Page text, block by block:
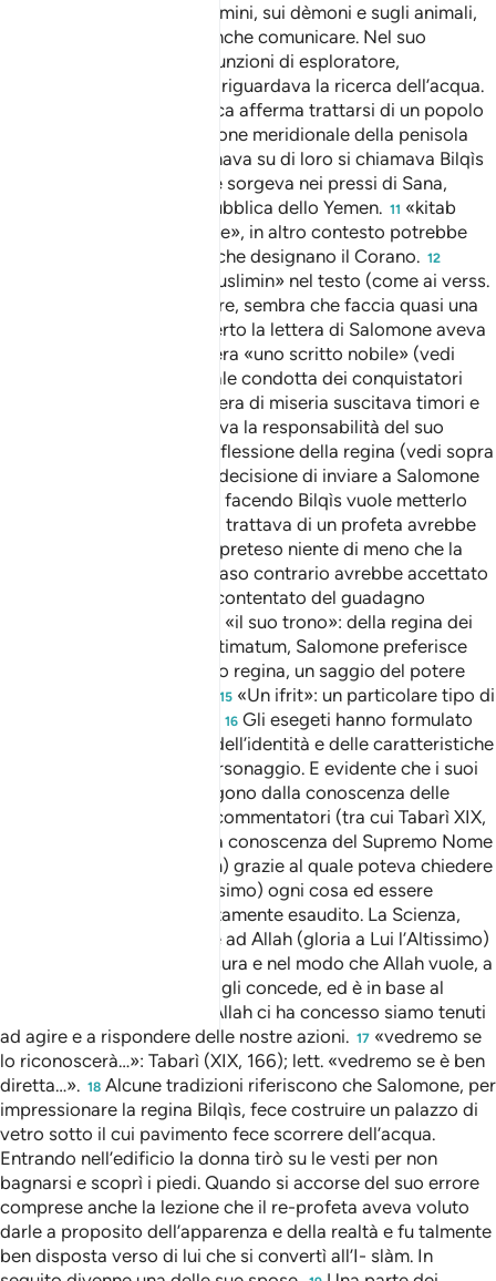
l’Altissimo) potere sugli uomini, sui dèmoni e sugli animali,
con questi ultimi poteva anche comunicare. Nel suo
esercito l’upupa aveva le funzioni di esploratore,
soprattutto per quello che riguardava la ricerca dell’acqua.
«Sabâ»: l’esegesi classica afferma trattarsi di un popolo
che abitava lo Yemen, regione meridionale della penisola
arabica. La regina che regnava su di loro si chiamava Bilqìs
e abitava in un palazzo che sorgeva nei pressi di Sana,
l’attuale capitale della repubblica dello Yemen. 11 «kitab
karîm»: lett. «uno scri nobile», in altro contesto potrebbe
essere una delle locuzioni che designano il Corano. 12
«sottomessi ad Allah»: «muslimin» nel testo (come ai verss.
È la regina a parlare, sembra che faccia quasi una
riflessione ad alta voce. Certo la lettera di Salomone aveva
in sé qualcosa di diverso, era «uno scritto nobile» (vedi
sopra nota tuttavia l’abituale condotta dei conquistatori
grondante di sangue e foriera di miseria suscitava timori e
diffidenze in Bilqìs che aveva la responsabilità del suo
Si conclude la riflessione della regina (vedi sopra
nota al vers. con la saggia decisione di inviare a Salomone
uno splendido regalo. Così facendo Bilqìs vuole metterlo
alla prova. Se veramente si trattava di un profeta avrebbe
rifiutato il dono e avrebbe preteso niente di meno che la
conversione dei Sabâ’. In caso contrario avrebbe accettato
il presente e si sarebbe accontentato del guadagno
materiale (Tabarì XIX, 155). «il suo trono»: della regina dei
Sabâ’. Nonostante il suo ultimatum, Salomone preferisce
mostrare ai Sabâ’ e alla loro regina, un saggio del potere
15 «Un ifrit»: un particolare tipo di
16 Gli esegeti hanno formulato
molte ipotesi a proposito dell’identità e delle caratteristiche
di questo stupefacente personaggio. E evidente che i suoi
straordinari poteri provengono dalla conoscenza delle
Scritture e pertanto molti commentatori (tra cui Tabarì XIX,
hanno scritto che egli era a conoscenza del Supremo Nome
di Allah (al-lsmu- 1-A’dham) grazie al quale poteva chiedere
ad Allah (gloria a Lui l’Altissimo) ogni cosa ed essere
costantemente e immediatamente esaudito. La Scienza,
tutta la Scienza appartiene ad Allah (gloria a Lui l’Altissimo)
e l’uomo conosce nella misura e nel modo che Allah vuole, a
seconda del livello che Lui gli concede, ed è in base al
livello di conoscenza che Allah ci ha concesso siamo tenuti
ad agire e a rispondere delle nostre azioni. 17 «vedremo se
lo riconoscerà…»: Tabarì (XIX, 166); lett. «vedremo se è ben
diretta…». 18 Alcune tradizioni riferiscono che Salomone, per
impressionare la regina Bilqìs, fece costruire un palazzo di
vetro sotto il cui pavimento fece scorrere dell’acqua.
Entrando nell’edificio la donna tirò su le vesti per non
bagnarsi e scoprì i piedi. Quando si accorse del suo errore
comprese anche la lezione che il re-profeta aveva voluto
darle a proposito dell’apparenza e della realtà e fu talmente
ben disposta verso di lui che si convertì all’I- slàm. In